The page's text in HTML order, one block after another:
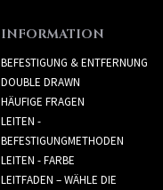
INFORMATION
BEFESTIGUNG & ENTFERNUNG
DOUBLE DRAWN
HÄUFIGE FRAGEN
LEITEN -
BEFESTIGUNGMETHODEN
LEITEN - FARBE
LEITFADEN – WÄHLE DIE